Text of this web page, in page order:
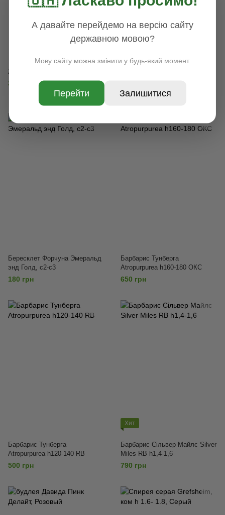
Жасмин h 140- 160 ОКС
340 грн
600 грн
Бересклет Форчуна Эмеральд
энд Голд, c2-c3
180 грн
Барбарис Тунберга
Atropurpurea h160-180 ОКС
650 грн
Барбарис Тунберга
Atropurpurea h120-140 RB
500 грн
Хит
Барбарис Сільвер Майлс Silver
Miles RB h1,4-1,6
790 грн
А давайте перейдемо на версію сайту
державною мовою?
Мову сайту можна змінити у будь-який момент.
Перейти Залишитися